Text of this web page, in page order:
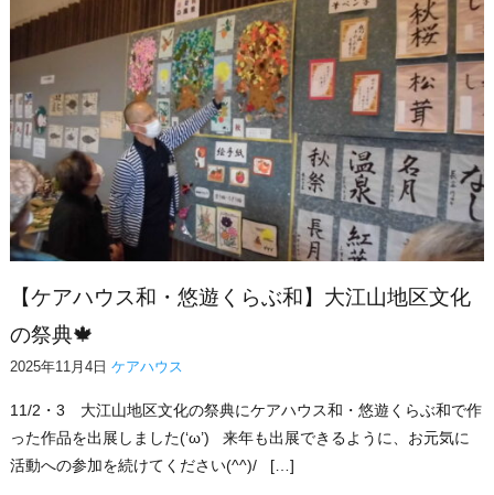
【ケアハウス和・悠遊くらぶ和】大江山地区文化
の祭典🍁
2025年11月4日 ケアハウス
11/2・3 大江山地区文化の祭典にケアハウス和・悠遊くらぶ和で作
った作品を出展しました(‘ω’) 来年も出展できるように、お元気に
活動への参加を続けてください(^^)/ […]